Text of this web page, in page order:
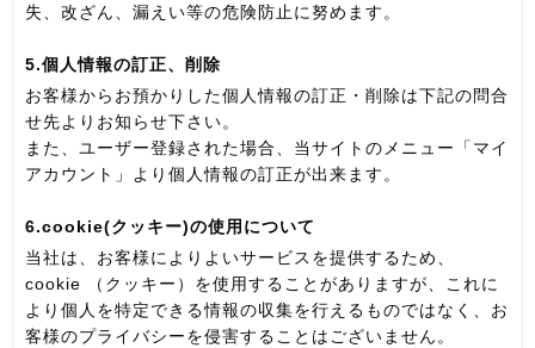
失、改ざん、漏えい等の危険防止に努めます。
5.個人情報の訂正、削除
お客様からお預かりした個人情報の訂正・削除は下記の問合
せ先よりお知らせ下さい。
また、ユーザー登録された場合、当サイトのメニュー「マイ
アカウント」より個人情報の訂正が出来ます。
6.cookie(クッキー)の使用について
当社は、お客様によりよいサービスを提供するため、
cookie （クッキー）を使用することがありますが、これに
より個人を特定できる情報の収集を行えるものではなく、お
客様のプライバシーを侵害することはございません。